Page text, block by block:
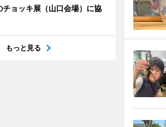
チョッキ展（山口会場）に協
もっと見る